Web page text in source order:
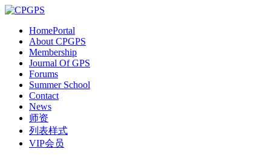
HomePortal
About CPGPS
Membership
Journal Of GPS
Forums
Summer School
Contact
News
师资
列表样式
VIP会员